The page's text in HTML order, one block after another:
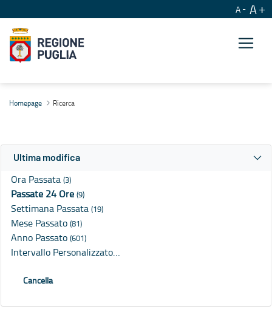
A A
Homepage Ricerca
Ultima modifica
Ora Passata (3)
Passate 24 Ore (9)
Settimana Passata (19)
Mese Passato (81)
Anno Passato (601)
Intervallo Personalizzato…
Cancella